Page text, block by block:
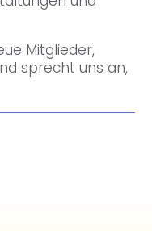
Mitglieder,
sprecht uns an,